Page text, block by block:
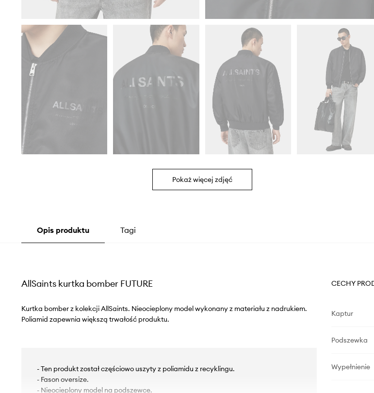
Pokaż więcej zdjęć
Opis produktu Tagi
AllSaints kurtka bomber FUTURE
Kurtka bomber z kolekcji AllSaints. Nieocieplony model wykonany z materiału z nadrukiem.
Poliamid zapewnia większą trwałość produktu.
- Ten produkt został częściowo uszyty z poliamidu z recyklingu.
- Fason oversize.
- Nieocieplony model na podszewce.
CECHY
Kaptur
Podszewka
Wypełnienie